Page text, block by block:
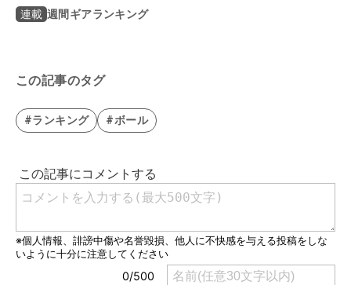
連載 週間ギアランキング
この記事のタグ
#ランキング #ボール